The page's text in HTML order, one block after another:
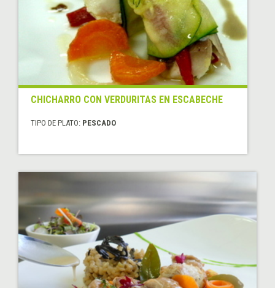
CHICHARRO CON VERDURITAS EN ESCABECHE
TIPO DE PLATO: PESCADO